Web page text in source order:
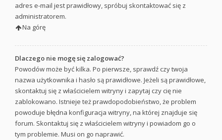
adres e-mail jest prawidłowy, spróbuj skontaktować się z
administratorem.
Na górę
Dlaczego nie mogę się zalogować?
Powodów może być kilka. Po pierwsze, sprawdź czy twoja
nazwa użytkownika i hasło są prawidłowe. Jeżeli są prawidłowe,
skontaktuj się z właścicielem witryny i zapytaj czy cię nie
zablokowano. Istnieje też prawdopodobieństwo, że problem
powoduje błędna konfiguracja witryny, na której znajduje się
forum. Skontaktuj się z właścicielem witryny i powiadom go o
tym problemie. Musi on go naprawić.